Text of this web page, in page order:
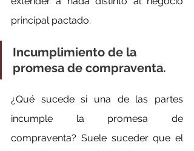
principal pactado.
Incumplimiento de la
promesa de compraventa.
¿Qué sucede si una de las partes
incumple la promesa de
compraventa? Suele suceder que el